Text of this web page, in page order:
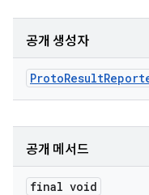
공개 생성자
ProtoResult
공개 메서드
final void